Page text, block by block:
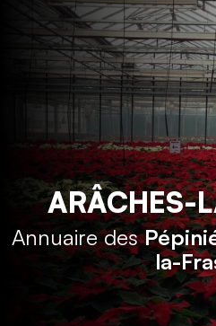
ARÂCHES-
Annuaire des
la-